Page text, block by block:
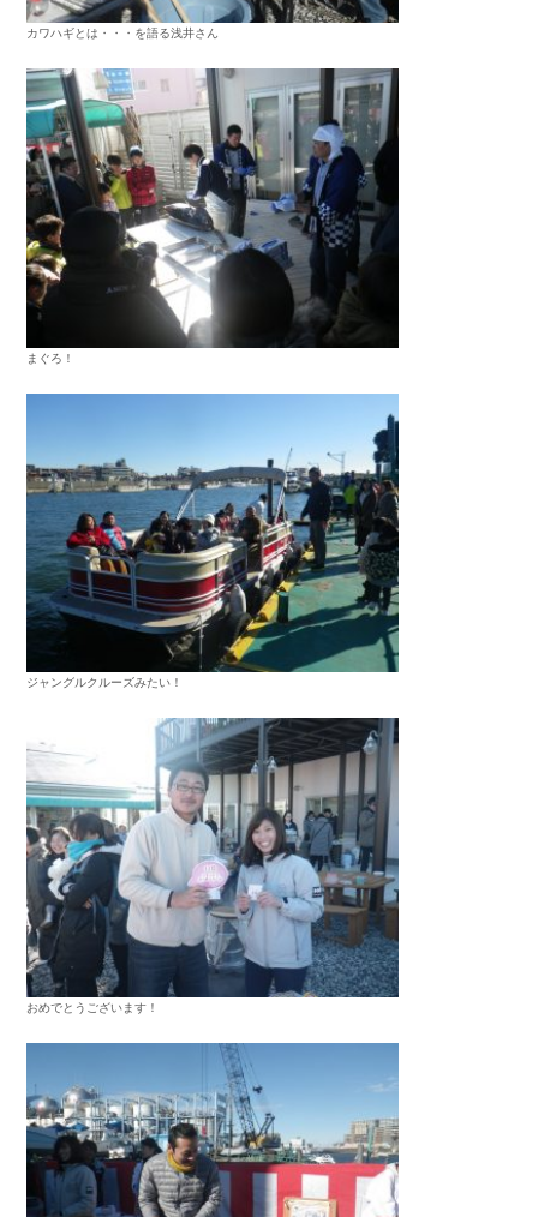
カワハギとは・・・を語る浅井さん
まぐろ！
ジャングルクルーズみたい！
おめでとうございます！